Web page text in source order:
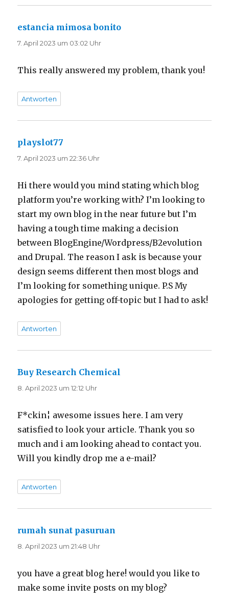
estancia mimosa bonito
7. April 2023 um 03:02 Uhr
This really answered my problem, thank you!
Antworten
playslot77
7. April 2023 um 22:36 Uhr
Hi there would you mind stating which blog
platform you’re working with? I’m looking to
start my own blog in the near future but I’m
having a tough time making a decision
between BlogEngine/Wordpress/B2evolution
and Drupal. The reason I ask is because your
design seems different then most blogs and
I’m looking for something unique. P.S My
apologies for getting off-topic but I had to ask!
Antworten
Buy Research Chemical
8. April 2023 um 12:12 Uhr
F*ckin¦ awesome issues here. I am very
satisfied to look your article. Thank you so
much and i am looking ahead to contact you.
Will you kindly drop me a e-mail?
Antworten
rumah sunat pasuruan
8. April 2023 um 21:48 Uhr
you have a great blog here! would you like to
make some invite posts on my blog?